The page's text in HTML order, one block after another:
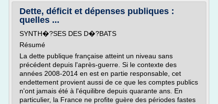
Dette, déficit et dépenses publiques :
quelles ...
SYNTH�?SES DES D�?BATS
Résumé
La dette publique française atteint un niveau sans
précédent depuis l'après-guerre. Si le contexte des
années 2008-2014 en est en partie responsable, cet
endettement provient aussi de ce que les comptes publics
n'ont jamais été à l'équilibre depuis quarante ans. En
particulier, la France ne profite guère des périodes fastes